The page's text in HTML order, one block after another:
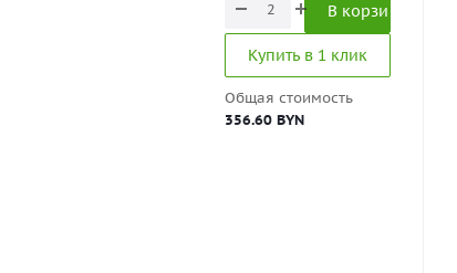
В корзину
Купить в 1 клик
Общая стоимость
356.60 BYN